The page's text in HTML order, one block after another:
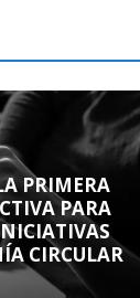
PRIMERA
PARA
CIRCULAR